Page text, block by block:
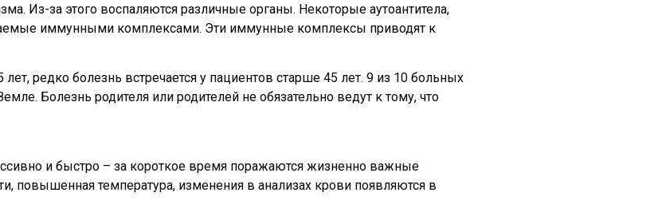
Из-за этого воспаляются различные органы. Некоторые аутоантитела,
иммунными комплексами. Эти иммунные комплексы приводят к
редко болезнь встречается у пациентов старше 45 лет. 9 из 10 больных
Болезнь родителя или родителей не обязательно ведут к тому, что
и быстро – за короткое время поражаются жизненно важные
повышенная температура, изменения в анализах крови появляются в